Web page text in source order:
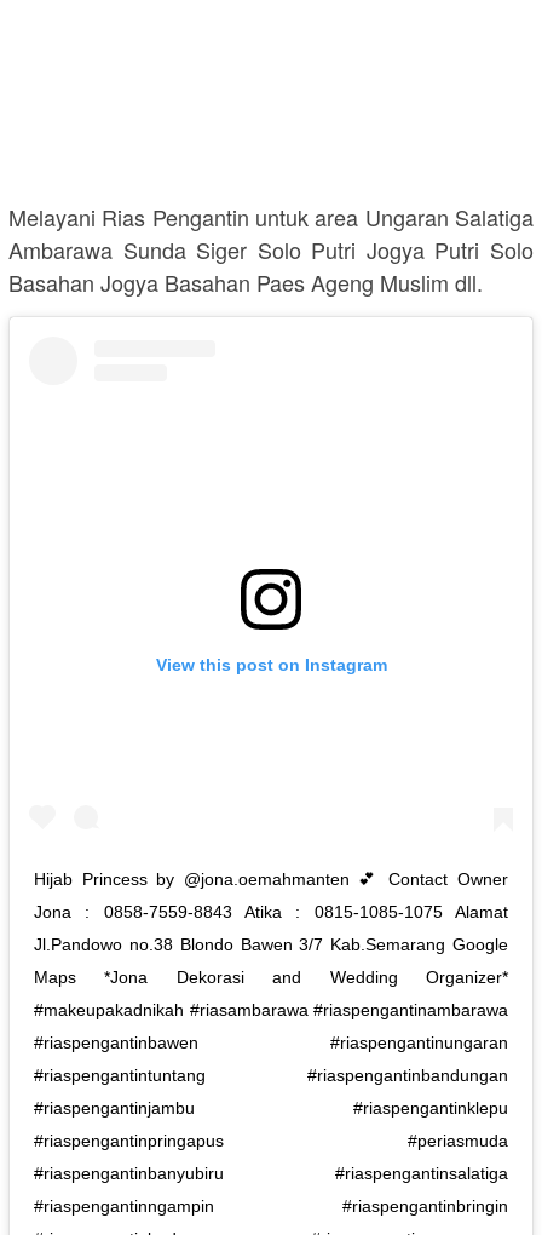
Melayani Rias Pengantin untuk area Ungaran Salatiga
Ambarawa Sunda Siger Solo Putri Jogya Putri Solo
Basahan Jogya Basahan Paes Ageng Muslim dll.
View this post on Instagram
Hijab Princess by @jona.oemahmanten 💕 Contact Owner
Jona : 0858-7559-8843 Atika : 0815-1085-1075 Alamat
Jl.Pandowo no.38 Blondo Bawen 3/7 Kab.Semarang Google
Maps *Jona Dekorasi and Wedding Organizer*
#makeupakadnikah #riasambarawa #riaspengantinambarawa
#riaspengantinbawen #riaspengantinungaran
#riaspengantintuntang #riaspengantinbandungan
#riaspengantinjambu #riaspengantinklepu
#riaspengantinpringapus #periasmuda
#riaspengantinbanyubiru #riaspengantinsalatiga
#riaspengantinngampin #riaspengantinbringin